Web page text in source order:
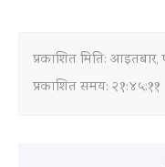
प्रकाशित मिति: आइतबार,
प्रकाशित समय: २१:४५:११